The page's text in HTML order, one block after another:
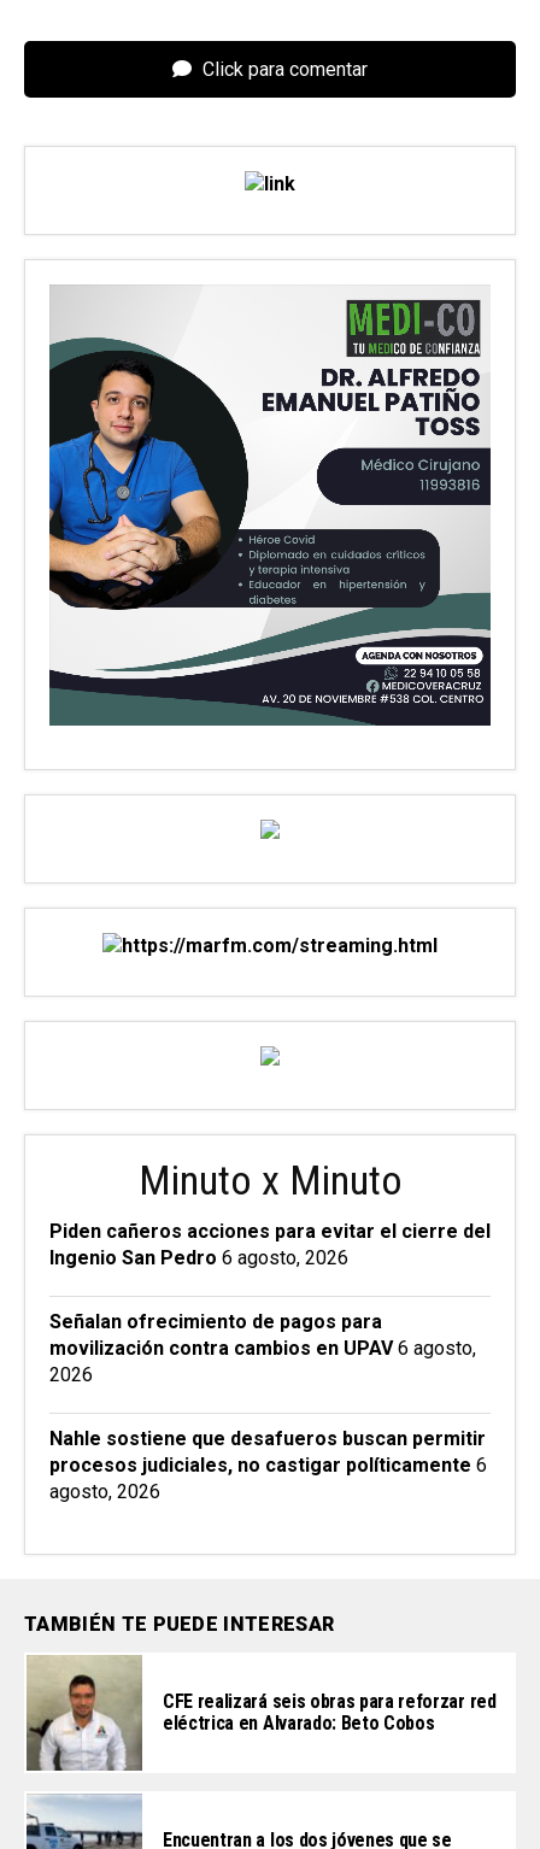
Click para comentar
Minuto x Minuto
Piden cañeros acciones para evitar el cierre del
Ingenio San Pedro 6 agosto, 2026
Señalan ofrecimiento de pagos para
movilización contra cambios en UPAV 6 agosto,
2026
Nahle sostiene que desafueros buscan permitir
procesos judiciales, no castigar políticamente 6
agosto, 2026
TAMBIÉN TE PUEDE INTERESAR
CFE realizará seis obras para reforzar red
eléctrica en Alvarado: Beto Cobos
Encuentran a los dos jóvenes que se